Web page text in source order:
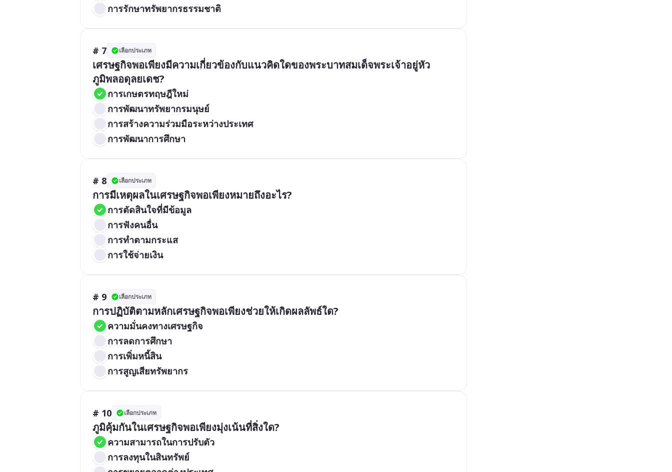
การรักษาทรัพยากรธรรมชาติ
# 7 เลือกประเภท
เศรษฐกิจพอเพียงมีความเกี่ยวข้องกับแนวคิดใดของพระบาทสมเด็จพระเจ้าอยู่หัว
ภูมิพลอดุลยเดช?
การเกษตรทฤษฎีใหม่
การพัฒนาทรัพยากรมนุษย์
การสร้างความร่วมมือระหว่างประเทศ
การพัฒนาการศึกษา
# 8 เลือกประเภท
การมีเหตุผลในเศรษฐกิจพอเพียงหมายถึงอะไร?
การตัดสินใจที่มีข้อมูล
การฟังคนอื่น
การทำตามกระแส
การใช้จ่ายเงิน
# 9 เลือกประเภท
การปฏิบัติตามหลักเศรษฐกิจพอเพียงช่วยให้เกิดผลลัพธ์ใด?
ความมั่นคงทางเศรษฐกิจ
การลดการศึกษา
การเพิ่มหนี้สิน
การสูญเสียทรัพยากร
# 10 เลือกประเภท
ภูมิคุ้มกันในเศรษฐกิจพอเพียงมุ่งเน้นที่สิ่งใด?
ความสามารถในการปรับตัว
การลงทุนในสินทรัพย์